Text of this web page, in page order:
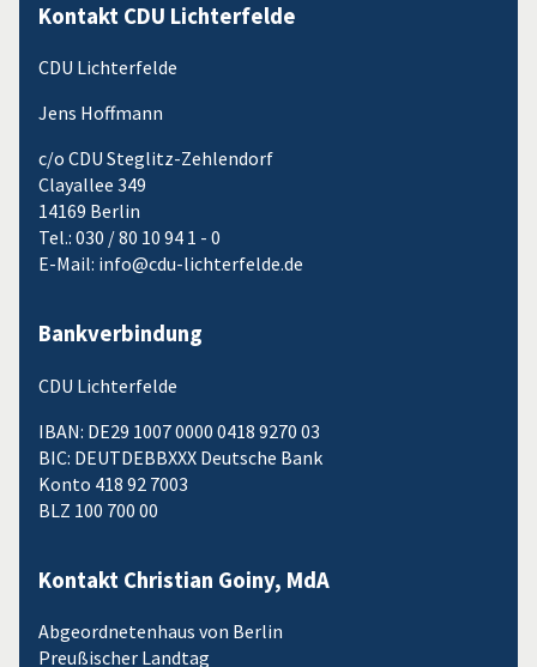
Kontakt CDU Lichterfelde
CDU Lichterfelde
Jens Hoffmann
c/o CDU Steglitz-Zehlendorf
Clayallee 349
14169 Berlin
Tel.: 030 / 80 10 94 1 - 0
E-Mail: info@cdu-lichterfelde.de
Bankverbindung
CDU Lichterfelde
IBAN: DE29 1007 0000 0418 9270 03
BIC: DEUTDEBBXXX Deutsche Bank
Konto 418 92 7003
BLZ 100 700 00
Kontakt Christian Goiny, MdA
Abgeordnetenhaus von Berlin
Preußischer Landtag